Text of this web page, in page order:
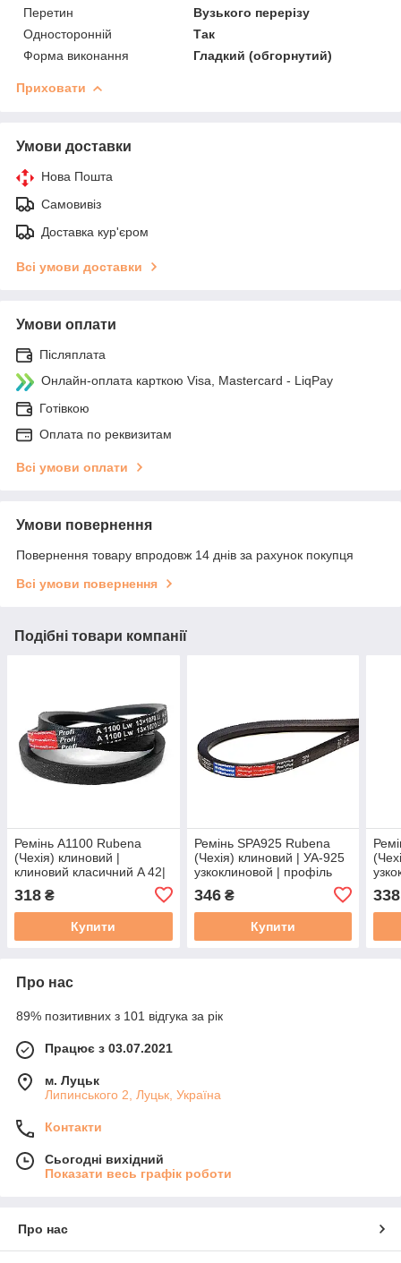
Перетин
Вузького перерізу
Односторонній
Так
Форма виконання
Гладкий (обгорнутий)
Приховати
Умови доставки
Нова Пошта
Самовивіз
Доставка кур'єром
Всі умови доставки
Умови оплати
Післяплата
Онлайн-оплата карткою Visa, Mastercard - LiqPay
Готівкою
Оплата по реквизитам
Всі умови оплати
Умови повернення
Повернення товару впродовж 14 днів за рахунок покупця
Всі умови повернення
Подібні товари компанії
Ремінь A1100 Rubena
(Чехія) клиновий |
клиновий класичний A 42|
318 ₴
Купити
Ремінь SPA925 Rubena
(Чехія) клиновий | УА-925
узкоклиновой | профіль
346₴
Купити
338
Про нас
89% позитивних з 101 відгука за рік
Працює з 03.07.2021
м. Луцьк
Липинського 2, Луцьк, Україна
Контакти
Сьогодні вихідний
Показати весь графік роботи
Про нас